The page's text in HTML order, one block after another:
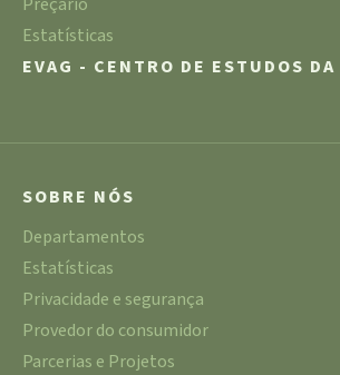
Estatísticas
EVAG - CENTRO DE ESTUDOS
SOBRE NÓS
Departamentos
Estatísticas
Privacidade e segurança
Provedor do consumidor
Parcerias e Projetos